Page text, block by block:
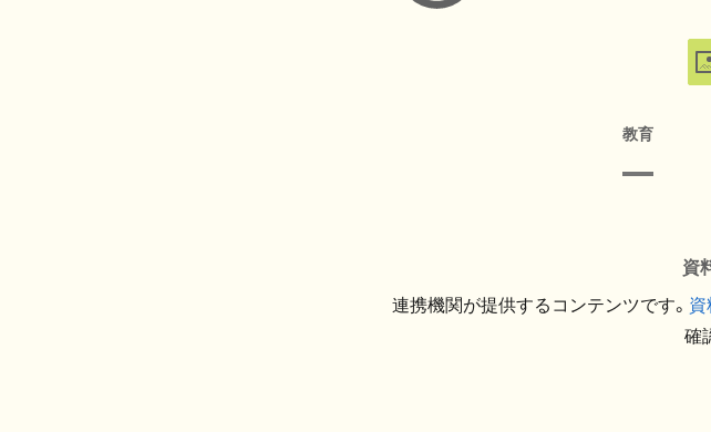
教育
資
連携機関が提供するコンテンツです。
確